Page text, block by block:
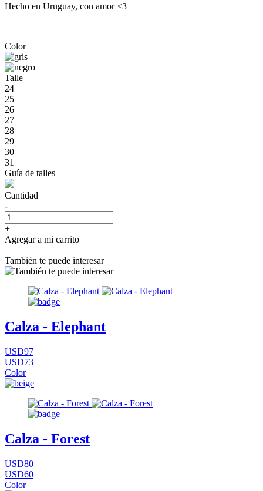
Hecho en Uruguay, con amor <3
Color
Talle
24
25
26
27
28
29
30
31
Guía de talles
Cantidad
-
+
Agregar a mi carrito
También te puede interesar
Calza - Elephant
USD97
USD73
Color
Calza - Forest
USD80
USD60
Color